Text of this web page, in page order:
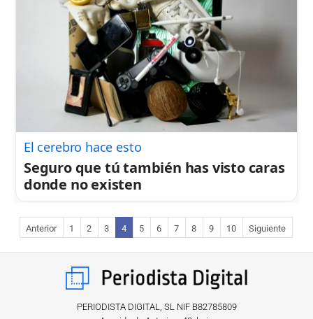
El cerebro hace esto
Seguro que tú también has visto caras
donde no existen
Anterior 1 2 3 4 5 6 7 8 9 10 Siguiente
PERIODISTA DIGITAL, SL NIF B82785809